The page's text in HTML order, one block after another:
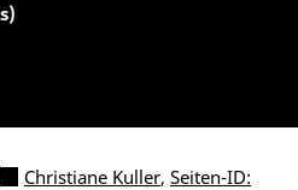
Christiane Kuller, Seiten-ID: